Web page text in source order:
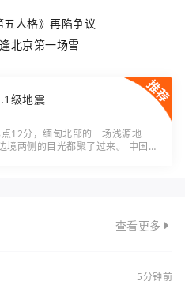
五人格》再陷争议
北京第一场雪
级地震
12分，缅甸北部的一场浅源地
两侧的目光都聚了过来。 中国地
查看更多
5分钟前